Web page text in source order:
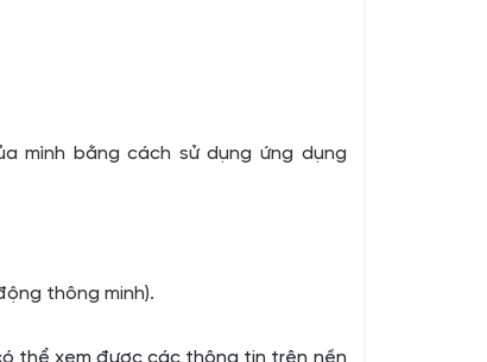
mình bằng cách sử dụng ứng dụng
thông minh).